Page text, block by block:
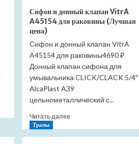
RAV
Yukon
тройной
(Лучшая
Сифон и донный клапан VitrA
A45154 для раковины (Лучшая
цена)
Сифон и донный клапан VitrA
A45154 для раковины4690 ₽
Донный клапан сифона для
умывальника CLICK/CLACK 5/4″
AlcaPlast A39
цельнометаллический с...
Читать далееПрочитать
Трапы